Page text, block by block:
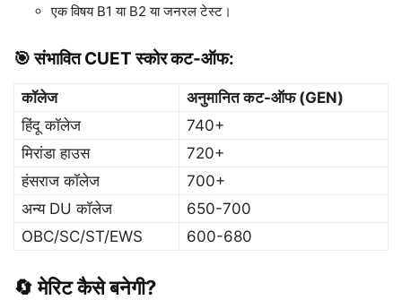
एक विषय B1 या B2 या जनरल टेस्ट।
🎯 संभावित CUET स्कोर कट-ऑफ:
कॉलेज
अनुमानित कट-ऑफ (GEN)
हिंदू कॉलेज
740+
मिरांडा हाउस
720+
हंसराज कॉलेज
700+
अन्य DU कॉलेज
650-700
OBC/SC/ST/EWS
600-680
🔄 मेरिट कैसे बनेगी?